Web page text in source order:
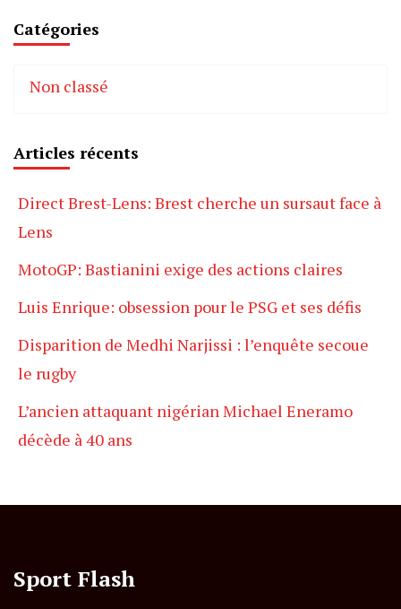
Catégories
Non classé
Articles récents
Direct Brest-Lens: Brest cherche un sursaut face à
Lens
MotoGP: Bastianini exige des actions claires
Luis Enrique: obsession pour le PSG et ses défis
Disparition de Medhi Narjissi : l’enquête secoue
le rugby
L’ancien attaquant nigérian Michael Eneramo
décède à 40 ans
Sport Flash